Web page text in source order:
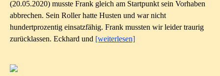
(20.05.2020) musste Frank gleich am Startpunkt sein Vorhaben
abbrechen. Sein Roller hatte Husten und war nicht
hundertprozentig einsatzfähig. Frank mussten wir leider traurig
zurücklassen. Eckhard und [weiterlesen]